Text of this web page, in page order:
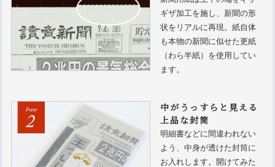
ギザ加工を施し、新聞の形
状をリアルに再現。紙自体
も本物の新聞に似せた更紙
（わら半紙）を使用してい
ます。
中がうっすらと見える
上品な封筒
明細書などに間違われない
よう、中身が透けた封筒に
お入れします。開けてみた